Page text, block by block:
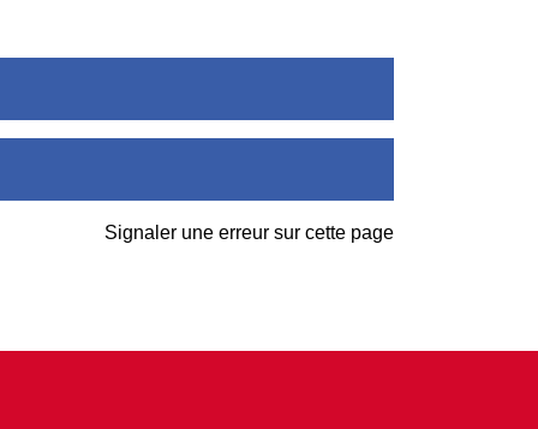
Signaler une erreur sur cette page